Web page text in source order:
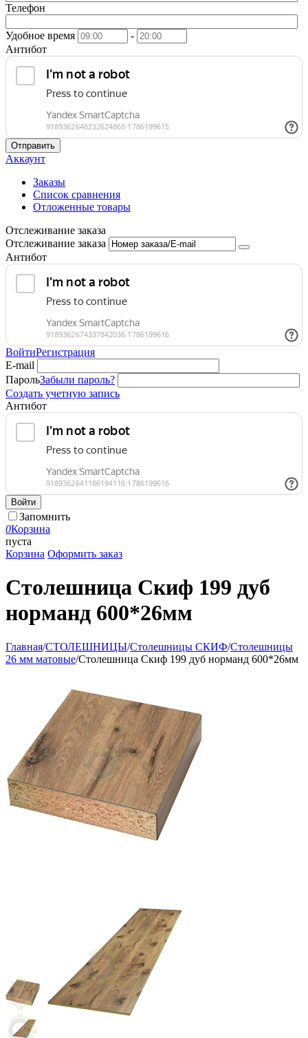
Телефон
Удобное время
-
Антибот
Отправить
Аккаунт
Заказы
Список сравнения
Отложенные товары
Отслеживание заказа
Отслеживание заказа
Антибот
ВойтиРегистрация
E-mail
ПарольЗабыли пароль?
Создать учетную запись
Антибот
Войти
Запомнить
0Корзина
пуста
Корзина Оформить заказ
Столешница Скиф 199 дуб
норманд 600*26мм
Главная/СТОЛЕШНИЦЫ/Столешницы СКИФ/Столешницы
26 мм матовые/Столешница Скиф 199 дуб норманд 600*26мм